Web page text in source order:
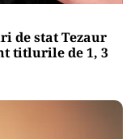
plătește statul